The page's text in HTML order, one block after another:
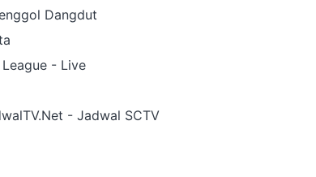
Dangdut
- Live
- Jadwal SCTV